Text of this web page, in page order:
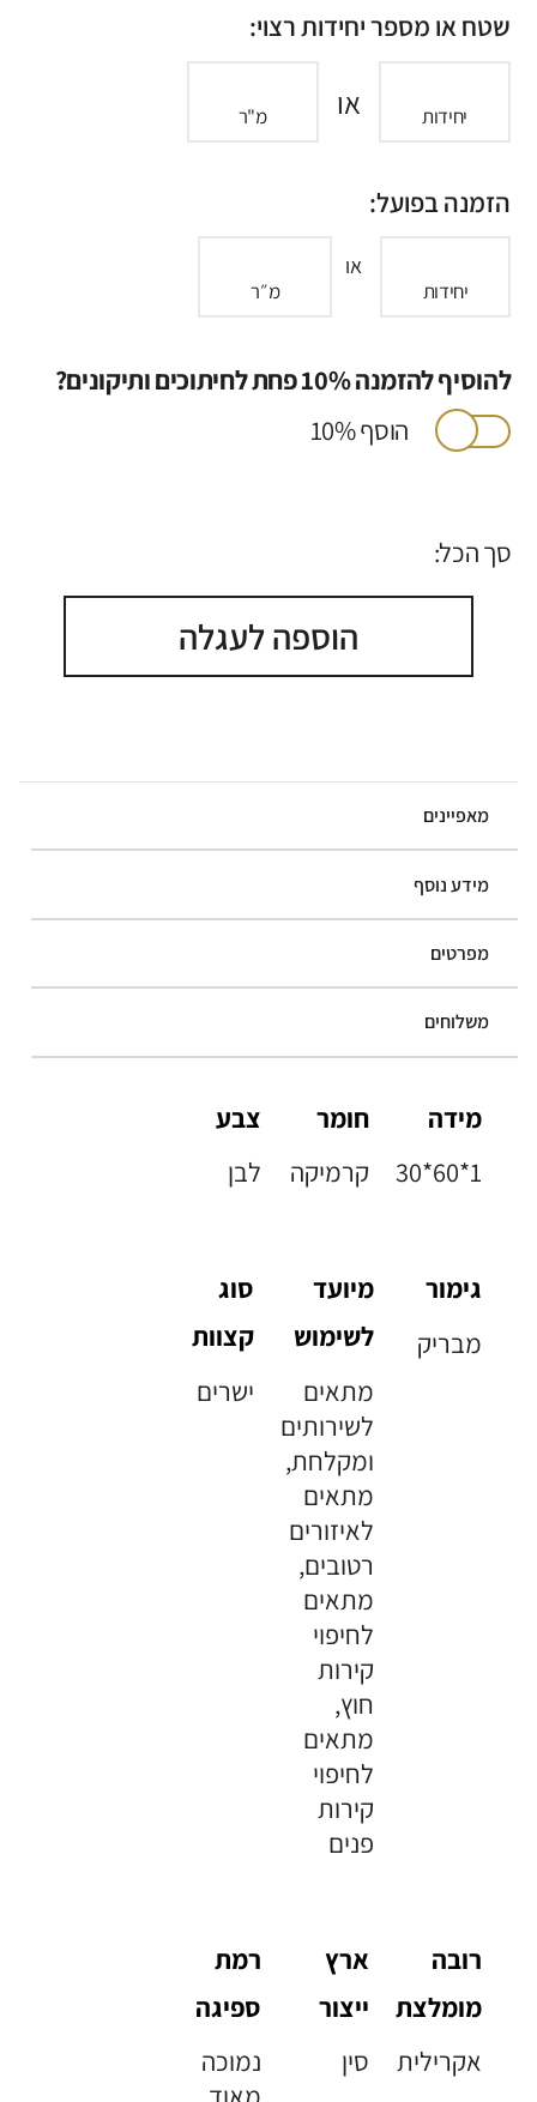
שטח או מספר יחידות רצוי:
יחידות או מ"ר
הזמנה בפועל:
יחידות
או
מ״ר
להוסיף להזמנה 10% פחת לחיתוכים ותיקונים?
הוסף 10%
סך הכל:
הוספה לעגלה
מאפיינים
מידע נוסף
מפרטים
משלוחים
מידה
30*60*1
חומר
קרמיקה
צבע
לבן
גימור
מבריק
מיועד
לשימוש
מתאים
לשירותים
ומקלחת,
מתאים
לאיזורים
רטובים,
מתאים
לחיפוי
קירות
חוץ,
מתאים
לחיפוי
קירות
פנים
סוג
קצוות
ישרים
רובה
מומלצת
אקרילית
ארץ
ייצור
סין
רמת
ספיגה
נמוכה